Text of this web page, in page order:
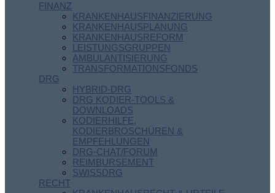
FINANZ
KRANKENHAUSFINANZIERUNG
KRANKENHAUSPLANUNG
KRANKENHAUSREFORM
LEISTUNGSGRUPPEN
AMBULANTISIERUNG
TRANSFORMATIONSFONDS
DRG
HYBRID-DRG
DRG KODIER-TOOLS &
DOWNLOADS
KODIERHILFE,
KODIERBROSCHÜREN &
EMPFEHLUNGEN
DRG-CHAT/FORUM
REIMBURSEMENT
SWISSDRG
RECHT